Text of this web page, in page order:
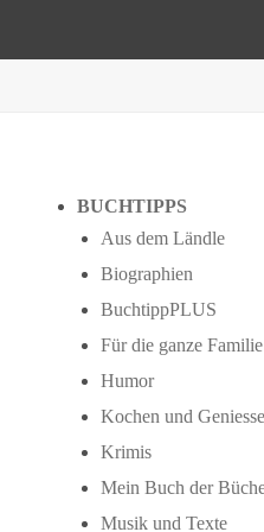
BUCHTIPPS
Aus dem Ländle
Biographien
BuchtippPLUS
Für die ganze Familie
Humor
Kochen und
Krimis
Mein Buch der
Musik und Texte